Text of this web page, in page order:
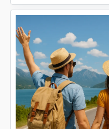
Mulia
Mulia
Villas,
Nusa
Dua
–
Bali
Tui.com
DE